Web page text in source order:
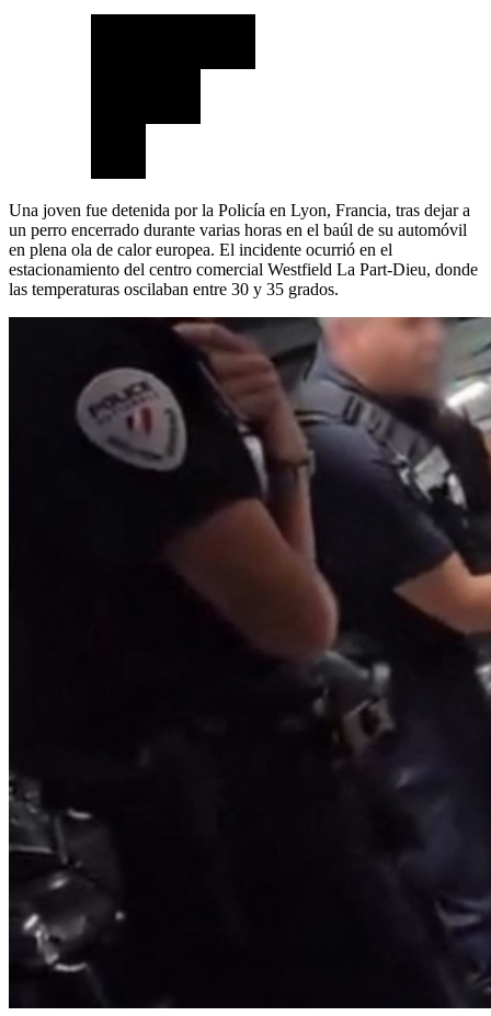
Una joven fue detenida por la Policía en Lyon, Francia, tras dejar a
un perro encerrado durante varias horas en el baúl de su automóvil
en plena ola de calor europea. El incidente ocurrió en el
estacionamiento del centro comercial Westfield La Part-Dieu, donde
las temperaturas oscilaban entre 30 y 35 grados.